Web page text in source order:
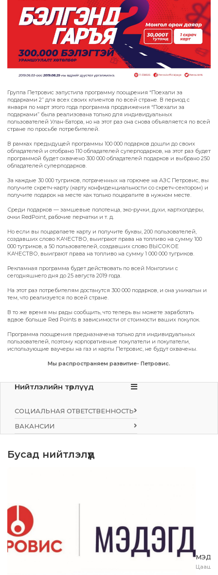
Группа Петровис запустила программу поощрения “Поехали за
подарками 2” для всех своих клиентов по всей стране. В период с
января по март этого года программа продвижения “Поехали за
подарками” была реализована только для индивидуальных
пользователей Улан-Батора, но на этот раз она снова объявляется по всей
стране по просьбе потребителей.
В рамках предыдущей программы 100 000 подарков дошли до своих
обладателей и отобрано 110 обладателей суперподарков, на этот раз будет
программой будет охвачено 300 000 обладателей подарков и выбрано 250
обладателей суперподарков.
За каждые 30 000 тугриков, потраченных на горючее на АЗС Петровис, вы
получите скретч-карту (карту конфиденциальности со скретч-сектором) и
получите подарок на месте как только поцарапите в нужном месте.
Среди подарков — замшевые полотенца, эко-ручки, духи, картхолдеры,
очки RedPoint, рабочие перчатки и т. д.
Но если вы поцарапаете карту и получите буквы, 200 пользователей,
создавших слово КАЧЕСТВО, выиграют права на топливо на сумму 100
000 тугриков, а 50 пользователей, создавших слово ВЫСОКОЕ
КАЧЕСТВО, выиграют права на топливо на сумму 1 000 000 тугриков.
Рекламная программа будет действовать по всей Монголии с
сегодняшнего дня до 25 августа 2019 года.
На этот раз потребителям достанутся 300 000 подарков, и она уникальн и
тем, что реализуется по всей стране.
В то же время мы рады сообщить, что теперь вы можете заработать
вдвое больше Red Points в зависимости от стоимости ваших покупок.
Программа поощрения предназначена только для индивидуальных
пользователей, поэтому корпоративные покупатели и покупатели,
использующие ваучеры на газ и карты Петровис, не будут охвачены.
Мы распространяем развитие- Петровис.
Нийтлэлийн төрлүүд
СОЦИАЛЬНАЯ ОТВЕТСТВЕННОСТЬ
ВАКАНСИИ
Бусад нийтлэлүүд
Цааш